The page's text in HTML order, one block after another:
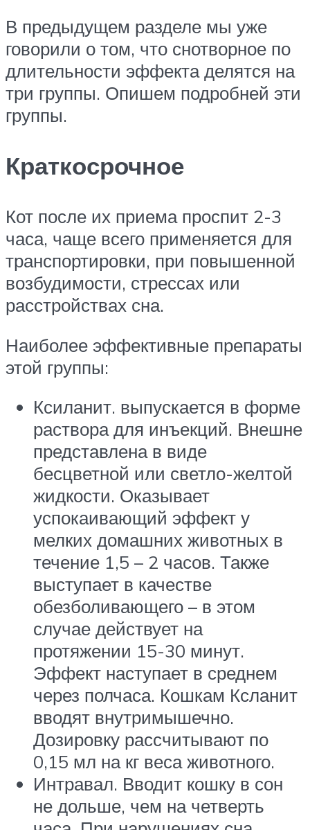
В предыдущем разделе мы уже
говорили о том, что снотворное по
длительности эффекта делятся на
три группы. Опишем подробней эти
группы.
Краткосрочное
Кот после их приема проспит 2-3
часа, чаще всего применяется для
транспортировки, при повышенной
возбудимости, стрессах или
расстройствах сна.
Наиболее эффективные препараты
этой группы:
Ксиланит. выпускается в форме
раствора для инъекций. Внешне
представлена в виде
бесцветной или светло-желтой
жидкости. Оказывает
успокаивающий эффект у
мелких домашних животных в
течение 1,5 – 2 часов. Также
выступает в качестве
обезболивающего – в этом
случае действует на
протяжении 15-30 минут.
Эффект наступает в среднем
через полчаса. Кошкам Ксланит
вводят внутримышечно.
Дозировку рассчитывают по
0,15 мл на кг веса животного.
Интравал. Вводит кошку в сон
не дольше, чем на четверть